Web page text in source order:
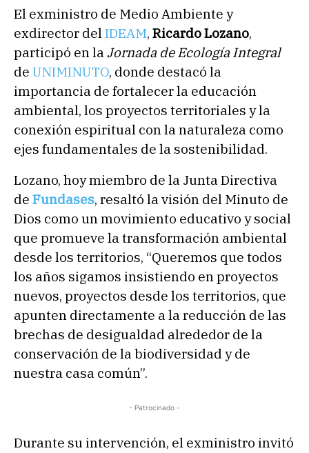
El exministro de Medio Ambiente y
exdirector del IDEAM, Ricardo Lozano,
participó en la Jornada de Ecología Integral
de UNIMINUTO, donde destacó la
importancia de fortalecer la educación
ambiental, los proyectos territoriales y la
conexión espiritual con la naturaleza como
ejes fundamentales de la sostenibilidad.
Lozano, hoy miembro de la Junta Directiva
de Fundases, resaltó la visión del Minuto de
Dios como un movimiento educativo y social
que promueve la transformación ambiental
desde los territorios, “Queremos que todos
los años sigamos insistiendo en proyectos
nuevos, proyectos desde los territorios, que
apunten directamente a la reducción de las
brechas de desigualdad alrededor de la
conservación de la biodiversidad y de
nuestra casa común”.
- Patrocinado -
Durante su intervención, el exministro invitó